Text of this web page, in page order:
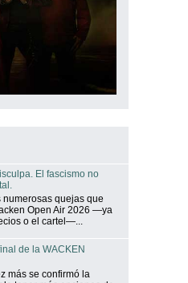
El fascismo no
numerosas quejas que
Open Air 2026 —ya
o el cartel—...
de la WACKEN
más se confirmó la